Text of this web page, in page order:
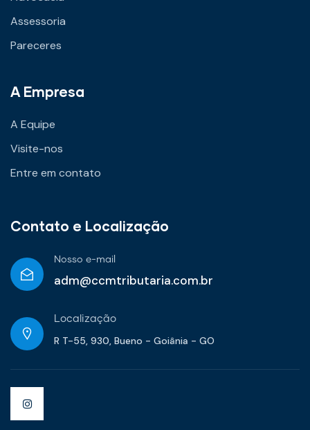
Assessoria
Pareceres
A Empresa
A Equipe
Visite-nos
Entre em contato
Contato e Localização
Nosso e-mail
adm@ccmtributaria.com.br
Localização
R T-55, 930, Bueno - Goiânia - GO